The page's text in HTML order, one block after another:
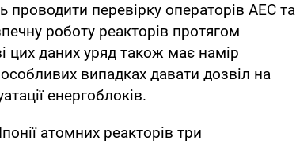
проводити перевірку операторів АЕС та
роботу реакторів протягом
цих даних уряд також має намір
випадках давати дозвіл на
енергоблоків.
атомних реакторів три